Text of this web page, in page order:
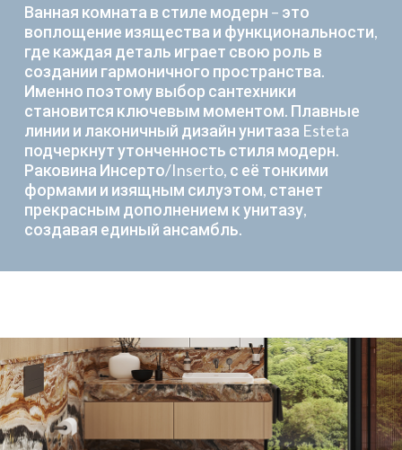
Ванная комната в стиле модерн – это
воплощение изящества и функциональности,
где каждая деталь играет свою роль в
создании гармоничного пространства.
Именно поэтому выбор сантехники
становится ключевым моментом. Плавные
линии и лаконичный дизайн унитаза Esteta
подчеркнут утонченность стиля модерн.
Раковина Инсерто/Inserto, с её тонкими
формами и изящным силуэтом, станет
прекрасным дополнением к унитазу,
создавая единый ансамбль.